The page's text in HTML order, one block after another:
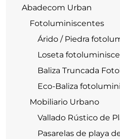
Abadecom Urban
Fotoluminiscentes
Árido / Piedra
Loseta
Baliza Truncada
Eco-Baliza
Mobiliario Urbano
Vallado Rústico de
Pasarelas de playa